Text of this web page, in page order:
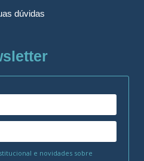
dúvidas
e novidades sobre